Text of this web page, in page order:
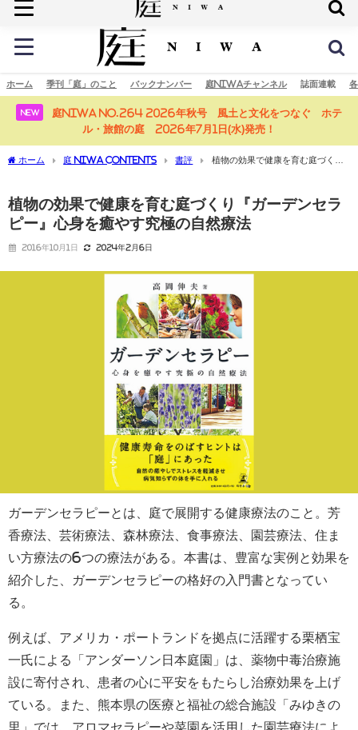
庭の未来へ
ホーム 季刊「庭」のこと バックナンバー 庭NIWAチャンネル 誌面連載
NEW
庭NIWA No.264 2026年秋号 風土と文化をつなぐ ホテ
ル・旅館の庭 2026年7月1日(水)発売！
ホーム 庭 NIWA CONTENTS 書評
植物の効果で健康を育む庭づくり
植物の効果で健康を育む庭づくり『ガーデンセラ
ピー』心身を癒やす究極の自然療法
2016年10月1日 2024年2月6日
ガーデンセラピーとは、庭で展開する健康療法のこと。芳
香療法、芸術療法、森林療法、食事療法、園芸療法、住ま
い方療法の6つの療法がある。本書は、豊富な実例と効果を
紹介した、ガーデンセラピーの格好の入門書となってい
る。
例えば、アメリカ・ポートランドを拠点に活躍する栗栖宝
一氏による「アンダーソン日本庭園」は、薬物中毒治療施
設に寄付され、患者の心に平安をもたらし治療効果を上げ
ている。また、熊本県の医療と福祉の総合施設「みゆきの
里」では、アロマセラピーや菜園を活用した園芸療法によ